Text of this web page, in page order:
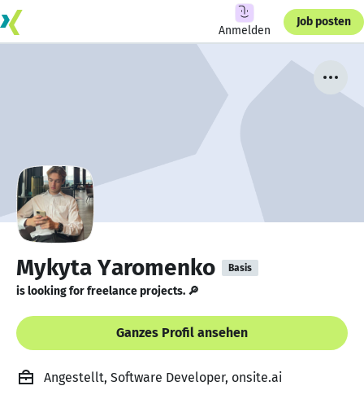
Anmelden
Job posten
Mykyta Yaromenko Basis
is looking for freelance projects. 🔎
Ganzes Profil ansehen
Angestellt, Software Developer, onsite.ai